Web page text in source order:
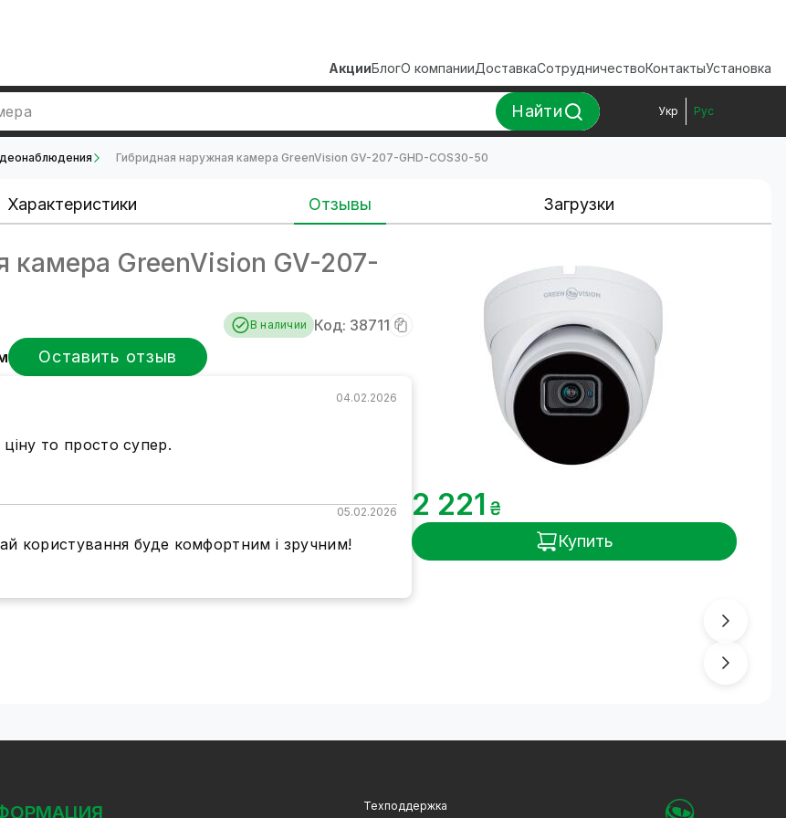
АкцииБлогО компанииДоставкаСотрудничествоКонтактыУстановка
Найти Укр Рус
Гибридная наружная камера GreenVision GV-207-GHD-COS30-50
Характеристики Отзывы Загрузки
камера GreenVision GV-207-
В наличии
Код: 38711
Оставить отзыв
04.02.2026
то просто супер.
05.02.2026
користування буде комфортним і зручним!
2 221 ₴
Купить
Техподдержка